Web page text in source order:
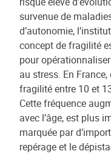
survenue de
d’autonomie,
concept de fragilité
pour
au stress. En
fragilité entre 10 et
Cette fréquence
avec l’âge, est plus
marquée par
repérage et le